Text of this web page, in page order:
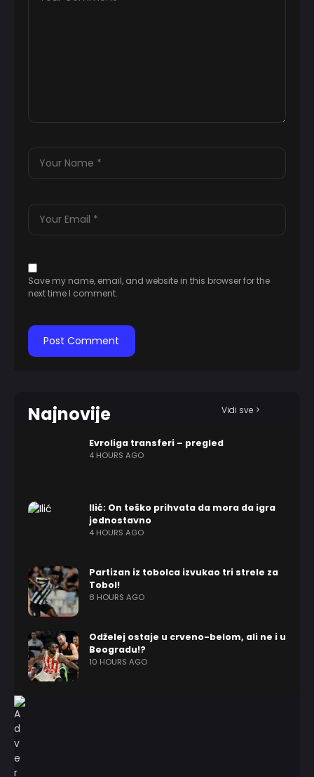
Save my name, email, and website in this browser for the
next time I comment.
Najnovije Vidi sve >
Evroliga transferi – pregled
4 HOURS AGO
Ilić: On teško prihvata da mora da igra
jednostavno
4 HOURS AGO
Partizan iz tobolca izvukao tri strele za
Tobol!
8 HOURS AGO
Odželej ostaje u crveno-belom, ali ne i u
Beogradu!?
10 HOURS AGO